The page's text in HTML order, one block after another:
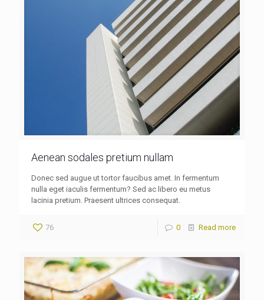
Aenean sodales pretium nullam
Donec sed augue ut tortor faucibus amet. In fermentum
nulla eget iaculis fermentum? Sed ac libero eu metus
lacinia pretium. Praesent ultrices consequat.
76 0 Read more